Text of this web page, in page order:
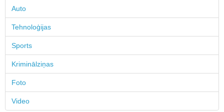
Auto
Tehnoloģijas
Sports
Kriminālziņas
Foto
Video